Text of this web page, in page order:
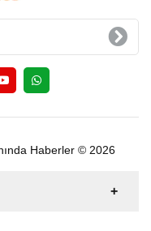
Haberler © 2026